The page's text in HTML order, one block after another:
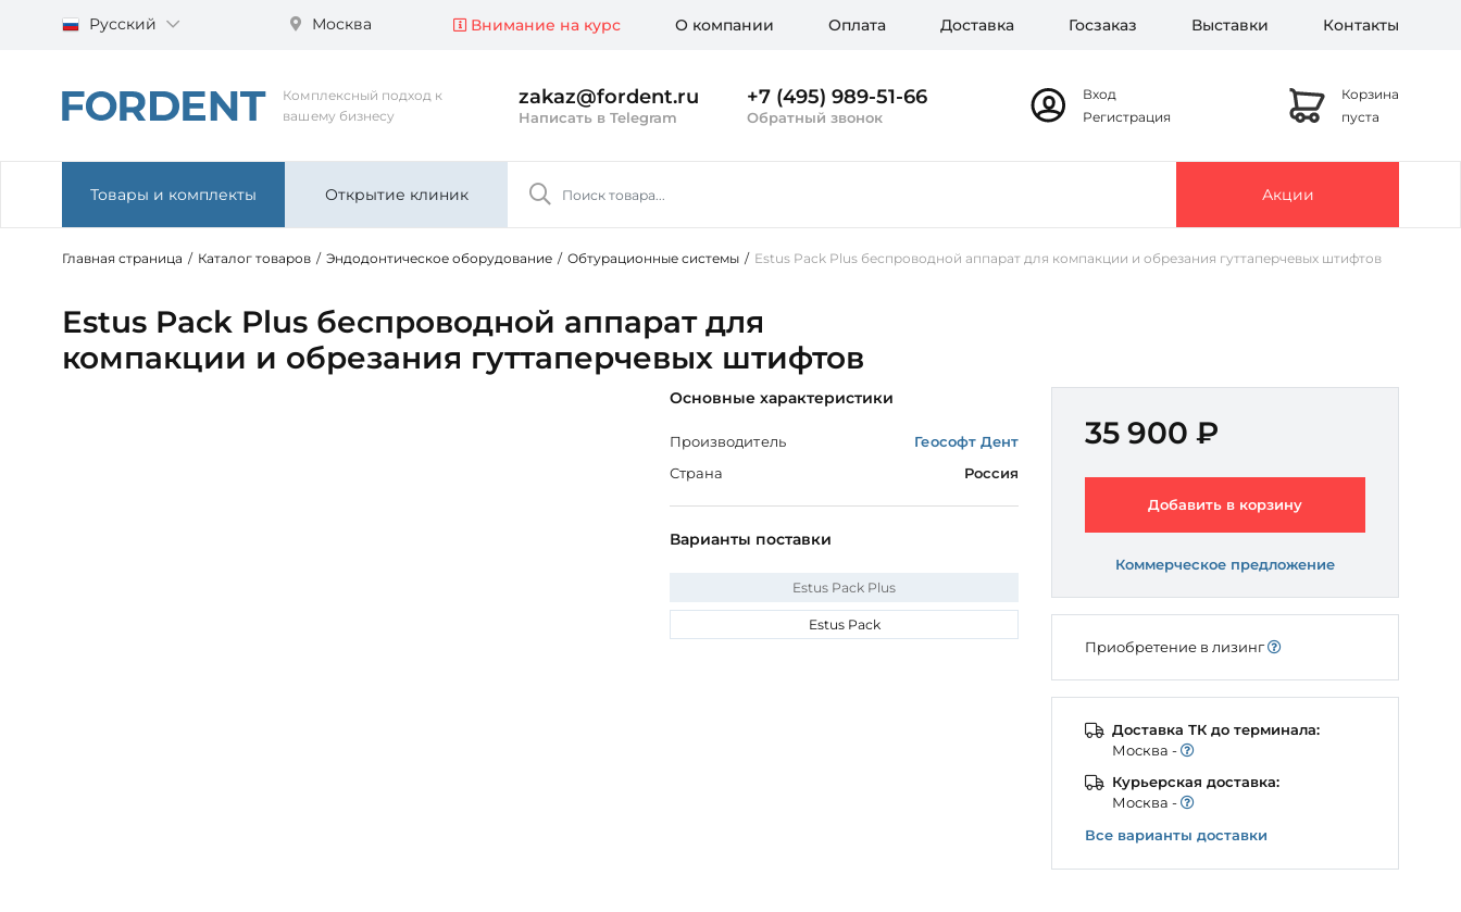
Русский Москва Внимание на курс О компании Оплата Доставка Госзаказ Выставки Контакты
Комплексный подход к
вашему бизнесу
zakaz@fordent.ru
Написать в Telegram
+7 (495) 989-51-66
Обратный звонок
Вход
Регистрация
Корзина
пуста
Товары и комплекты Открытие клиник Акции
Главная страница / Каталог товаров / Эндодонтическое оборудование / Обтурационные системы / Estus Pack Plus беспроводной аппарат для компакции и обрезания гуттаперчевых штифтов
Estus Pack Plus беспроводной аппарат для
компакции и обрезания гуттаперчевых штифтов
Основные характеристики
Производитель
Геософт Дент
Страна
Россия
Варианты поставки
Estus Pack Plus
Estus Pack
35 900 ₽
Добавить в корзину
Коммерческое предложение
Приобретение в лизинг
Доставка ТК до терминала:
Моcква -
Курьерская доставка:
Моcква -
Все варианты доставки